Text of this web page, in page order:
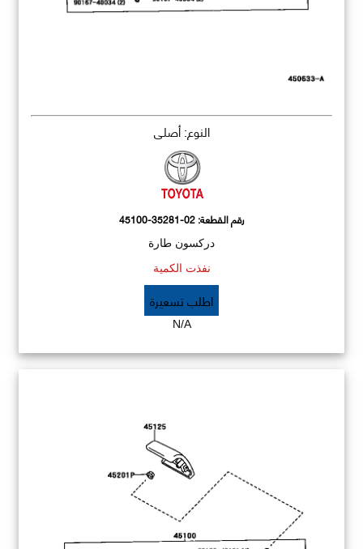
النوع: أصلي
رقم القطعة:45100-35281-02
دركسون طارة
نفذت الكمية
اطلب تسعيرة
N/A